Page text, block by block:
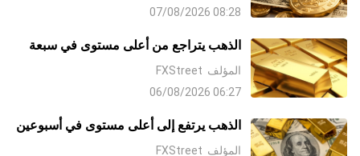
08:28 07/08/2026
الذهب يتراجع من أعلى مستوى في سبعة
أسابيع مع صعوبة الثيران في إيجاد قبول
المؤلف FXStreet
06:27 06/08/2026
الذهب يرتفع إلى أعلى مستوى في أسبوعين
مع تراجع الدولار على آمال التوصل إلى
المؤلف FXStreet